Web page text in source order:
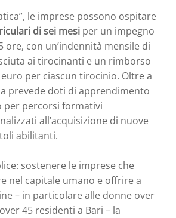
le imprese possono ospitare
di sei mesi per un impegno
ore, con un’indennità mensile di
ai tirocinanti e un rimborso
per ciascun tirocinio. Oltre a
prevede doti di apprendimento
per percorsi formativi
all’acquisizione di nuove
abilitanti.
sostenere le imprese che
nel capitale umano e offrire a
– in particolare alle donne over
45 residenti a Bari – la